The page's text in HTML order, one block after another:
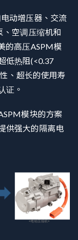
动增压器、交流
、空调压缩机和
的高压ASPM模
低热阻(<0.37
、超长的使用寿
证。
模块的方案
供强大的隔离电